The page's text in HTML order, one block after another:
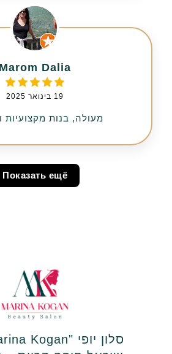
Marom Dalia
19 בינואר 2025
מעולה, בנות מקצועיות
Показать ещё